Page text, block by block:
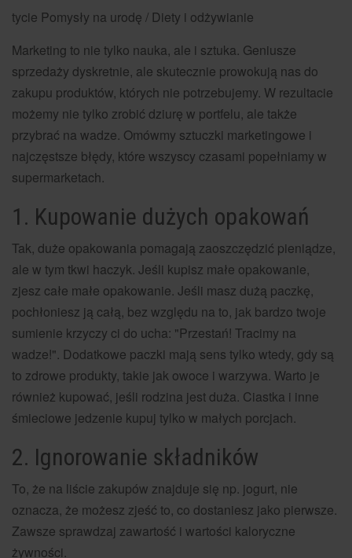
tycie Pomysły na urodę / Diety i odżywianie
Marketing to nie tylko nauka, ale i sztuka. Geniusze
sprzedaży dyskretnie, ale skutecznie prowokują nas do
zakupu produktów, których nie potrzebujemy. W rezultacie
możemy nie tylko zrobić dziurę w portfelu, ale także
przybrać na wadze. Omówmy sztuczki marketingowe i
najczęstsze błędy, które wszyscy czasami popełniamy w
supermarketach.
1. Kupowanie dużych opakowań
Tak, duże opakowania pomagają zaoszczędzić pieniądze,
ale w tym tkwi haczyk. Jeśli kupisz małe opakowanie,
zjesz całe małe opakowanie. Jeśli masz dużą paczkę,
pochłoniesz ją całą, bez względu na to, jak bardzo twoje
sumienie krzyczy ci do ucha: "Przestań! Tracimy na
wadze!". Dodatkowe paczki mają sens tylko wtedy, gdy są
to zdrowe produkty, takie jak owoce i warzywa. Warto je
również kupować, jeśli rodzina jest duża. Ciastka i inne
śmieciowe jedzenie kupuj tylko w małych porcjach.
2. Ignorowanie składników
To, że na liście zakupów znajduje się np. jogurt, nie
oznacza, że możesz zjeść to, co dostaniesz jako pierwsze.
Zawsze sprawdzaj zawartość i wartości kaloryczne
żywności.